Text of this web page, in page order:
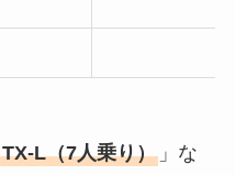
TX-L（7人乗り）」な